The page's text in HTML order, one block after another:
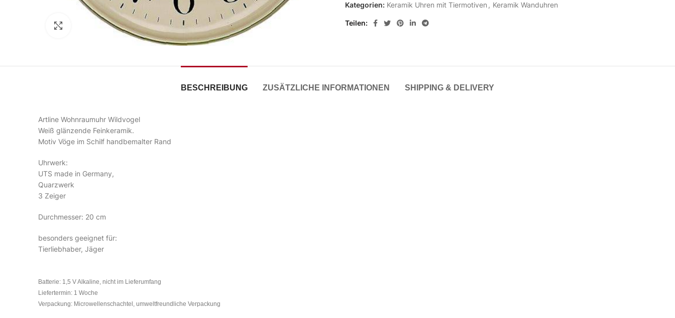
Zum Vergrößern klicken
Kategorien: Keramik Uhren mit Tiermotiven , Keramik Wanduhren
Teilen
BESCHREIBUNG ZUSÄTZLICHE INFORMATIONEN SHIPPING & DELIVERY
Artline Wohnraumuhr Wildvogel
Weiß glänzende Feinkeramik.
Motiv Vöge im Schilf handbemalter Rand
Uhrwerk:
UTS made in Germany,
Quarzwerk
3 Zeiger
Durchmesser: 20 cm
besonders geeignet für:
Tierliebhaber, Jäger
Batterie: 1,5 V Alkaline, nicht im Lieferumfang
Liefertermin: 1 Woche
Verpackung: Microwellenschachtel, umweltfreundliche Verpackung